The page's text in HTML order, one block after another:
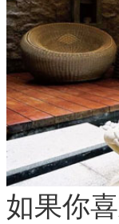
如果你